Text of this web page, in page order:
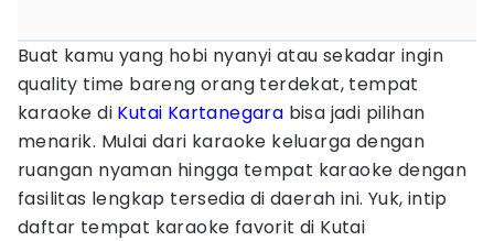
Buat kamu yang hobi nyanyi atau sekadar ingin
quality time bareng orang terdekat, tempat
karaoke di Kutai Kartanegara bisa jadi pilihan
menarik. Mulai dari karaoke keluarga dengan
ruangan nyaman hingga tempat karaoke dengan
fasilitas lengkap tersedia di daerah ini. Yuk, intip
daftar tempat karaoke favorit di Kutai